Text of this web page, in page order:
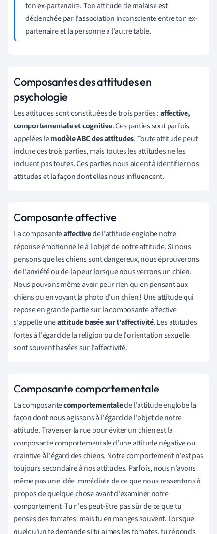
ton ex-partenaire. Ton attitude de malaise est
déclenchée par l'association inconsciente entre ton ex-
partenaire et la personne à l'autre table.
Composantes des attitudes en
psychologie
Les attitudes sont constituées de trois parties :affective,
comportementale et cognitive. Ces parties sont parfois
appelées lemodèle ABC des attitudes. Toute attitude peut
inclure ces trois parties, mais toutes les attitudes ne les
incluent pas toutes. Ces parties nous aident à identifier nos
attitudes et la façon dont elles nous influencent.
Composante affective
La composanteaffectivede l'attitude englobe notre
réponse émotionnelle à l'objet de notre attitude. Si nous
pensons que les chiens sont dangereux, nous éprouverons
de l'anxiété ou de la peur lorsque nous verrons un chien.
Nous pouvons même avoir peur rien qu'en pensant aux
chiens ou en voyant la photo d'un chien ! Une attitude qui
repose en grande partie sur la composante affective
s'appelle uneattitude basée sur l'affectivité. Les attitudes
fortes à l'égard de la religion ou de l'orientation sexuelle
sont souvent basées sur l'affectivité.
Composante comportementale
La composantecomportementalede l'attitude englobe la
façon dont nous agissons à l'égard de l'objet de notre
attitude. Traverser la rue pour éviter un chien est la
composante comportementale d'une attitude négative ou
craintive à l'égard des chiens. Notre comportement n'est pas
toujours secondaire à nos attitudes. Parfois, nous n'avons
même pas une idée immédiate de ce que nous ressentons à
propos de quelque chose avant d'examiner notre
comportement. Tu n'es peut-être pas sûr de ce que tu
penses des tomates, mais tu en manges souvent. Lorsque
quelqu'un te demande si tu aimes les tomates, tu réponds